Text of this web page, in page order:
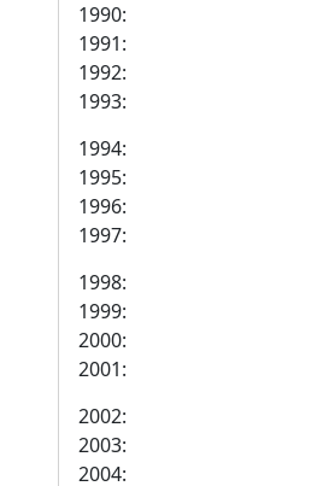
1990:
1991:
1992:
1993:
1994:
1995:
1996:
1997:
1998:
1999:
2000:
2001:
2002:
2003:
2004: